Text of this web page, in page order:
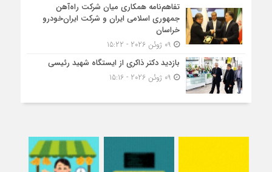
تفاهم‌نامه همکاری میان شرکت راه‌آهن
جمهوری اسلامی ایران و شرکت ایران‌خودرو
خراسان
بازدید دکتر ذاکری از ایستگاه شهید رئیسی